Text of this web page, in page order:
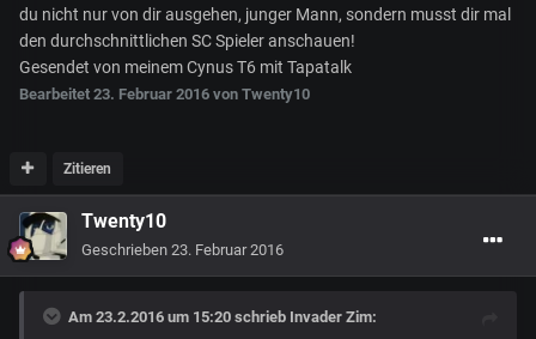
du nicht nur von dir ausgehen, junger Mann, sondern musst dir mal
den durchschnittlichen SC Spieler anschauen!
Gesendet von meinem Cynus T6 mit Tapatalk
Bearbeitet 23. Februar 2016 von Twenty10
Zitieren
Twenty10
Geschrieben 23. Februar 2016
Am 23.2.2016 um 15:20 schrieb Invader Zim: